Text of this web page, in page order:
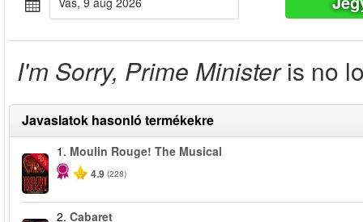
I'm Sorry, Prime Ministeris no
Javaslatok hasonló termékekre
-50%
1. Moulin Rouge! The Musical
4.9 (228)
2. Cabaret